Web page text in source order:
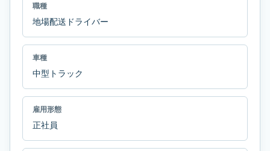
職種
地場配送ドライバー
車種
中型トラック
雇用形態
正社員